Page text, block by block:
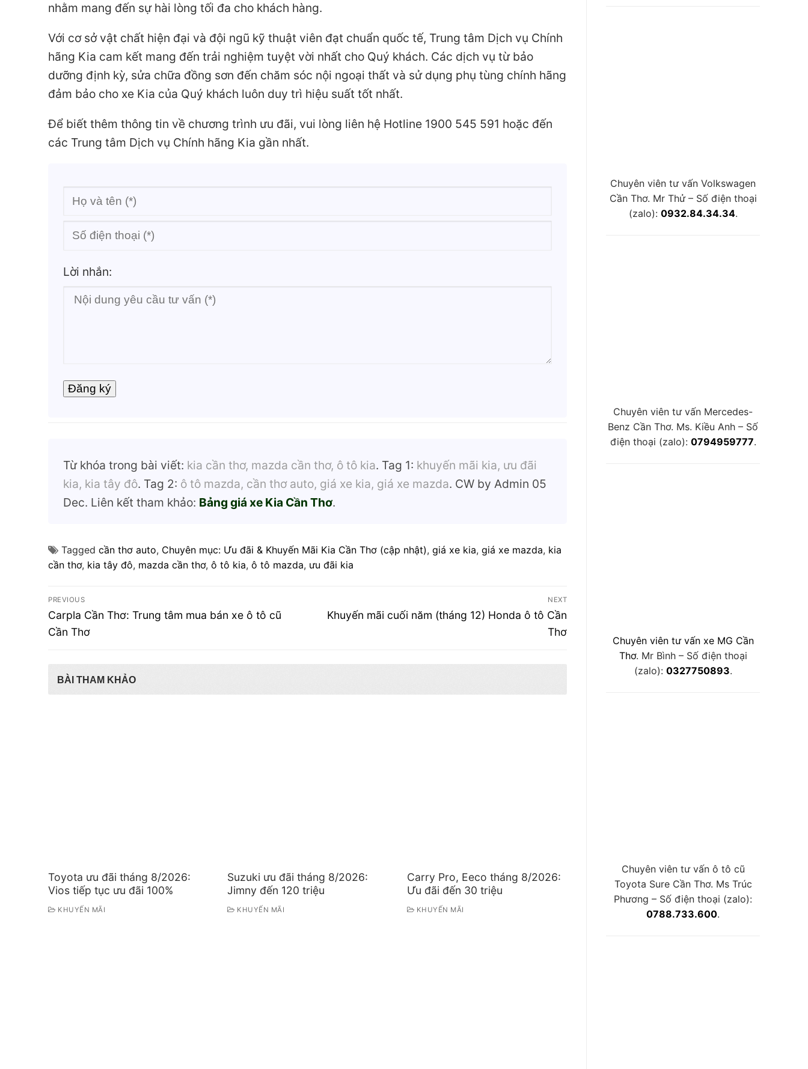
nhằm mang đến sự hài lòng tối đa cho khách hàng.
Với cơ sở vật chất hiện đại và đội ngũ kỹ thuật viên đạt chuẩn quốc tế, Trung tâm Dịch vụ Chính
hãng Kia cam kết mang đến trải nghiệm tuyệt vời nhất cho Quý khách. Các dịch vụ từ bảo
dưỡng định kỳ, sửa chữa đồng sơn đến chăm sóc nội ngoại thất và sử dụng phụ tùng chính hãng
đảm bảo cho xe Kia của Quý khách luôn duy trì hiệu suất tốt nhất.
Để biết thêm thông tin về chương trình ưu đãi, vui lòng liên hệ Hotline 1900 545 591 hoặc đến
các Trung tâm Dịch vụ Chính hãng Kia gần nhất.
Lời nhắn:
Từ khóa trong bài viết: kia cần thơ, mazda cần thơ, ô tô kia. Tag 1: khuyến mãi kia, ưu đãi
kia, kia tây đô. Tag 2: ô tô mazda, cần thơ auto, giá xe kia, giá xe mazda. CW by Admin 05
Dec. Liên kết tham khảo: Bảng giá xe Kia Cần Thơ.
Tagged cần thơ auto, Chuyên mục: Ưu đãi & Khuyến Mãi Kia Cần Thơ (cập nhật), giá xe kia, giá xe mazda, kia
cần thơ, kia tây đô, mazda cần thơ, ô tô kia, ô tô mazda, ưu đãi kia
Điều
hướng
viết
PREVIOUS
Previous
post:
Carpla Cần Thơ: Trung tâm mua bán xe ô tô cũ
Cần Thơ
NEXT
Next
Khuyến mãi cuối năm (tháng 12) Honda ô tô Cần
Thơ
BÀI THAM KHẢO
Toyota ưu đãi tháng 8/2026:
Vios tiếp tục ưu đãi 100%
KHUYẾN MÃI
Suzuki ưu đãi tháng 8/2026:
Jimny đến 120 triệu
KHUYẾN MÃI
Carry Pro, Eeco tháng 8/2026:
Ưu đãi đến 30 triệu
KHUYẾN MÃI
Chuyên viên tư vấn Volkswagen
Cần Thơ. Mr Thử – Số điện thoại
(zalo): 0932.84.34.34.
Chuyên viên tư vấn Mercedes-
Benz Cần Thơ. Ms. Kiều Anh – Số
điện thoại (zalo): 0794959777.
Chuyên viên tư vấn xe MG Cần
Thơ. Mr Bình – Số điện thoại
(zalo): 0327750893.
Chuyên viên tư vấn ô tô cũ
Toyota Sure Cần Thơ. Ms Trúc
Phương – Số điện thoại (zalo):
0788.733.600.